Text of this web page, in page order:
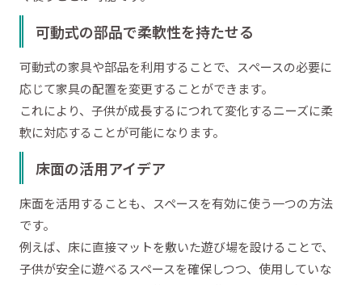
可動式の部品で柔軟性を持たせる
可動式の家具や部品を利用することで、スペースの必要に
応じて家具の配置を変更することができます。
これにより、子供が成長するにつれて変化するニーズに柔
軟に対応することが可能になります。
床面の活用アイデア
床面を活用することも、スペースを有効に使う一つの方法
です。
例えば、床に直接マットを敷いた遊び場を設けることで、
子供が安全に遊べるスペースを確保しつつ、使用していな